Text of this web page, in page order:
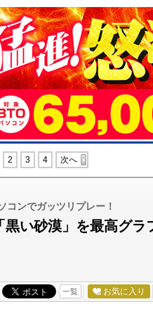
2 3 4 次へ
ンでガッツリプレー！
い砂漠」を最高グラ
一覧 お気に入り